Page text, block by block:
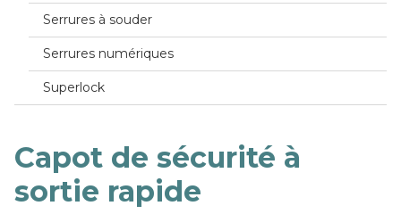
Serrures à souder
Serrures numériques
Superlock
Capot de sécurité à
sortie rapide